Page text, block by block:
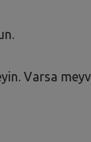
Varsa